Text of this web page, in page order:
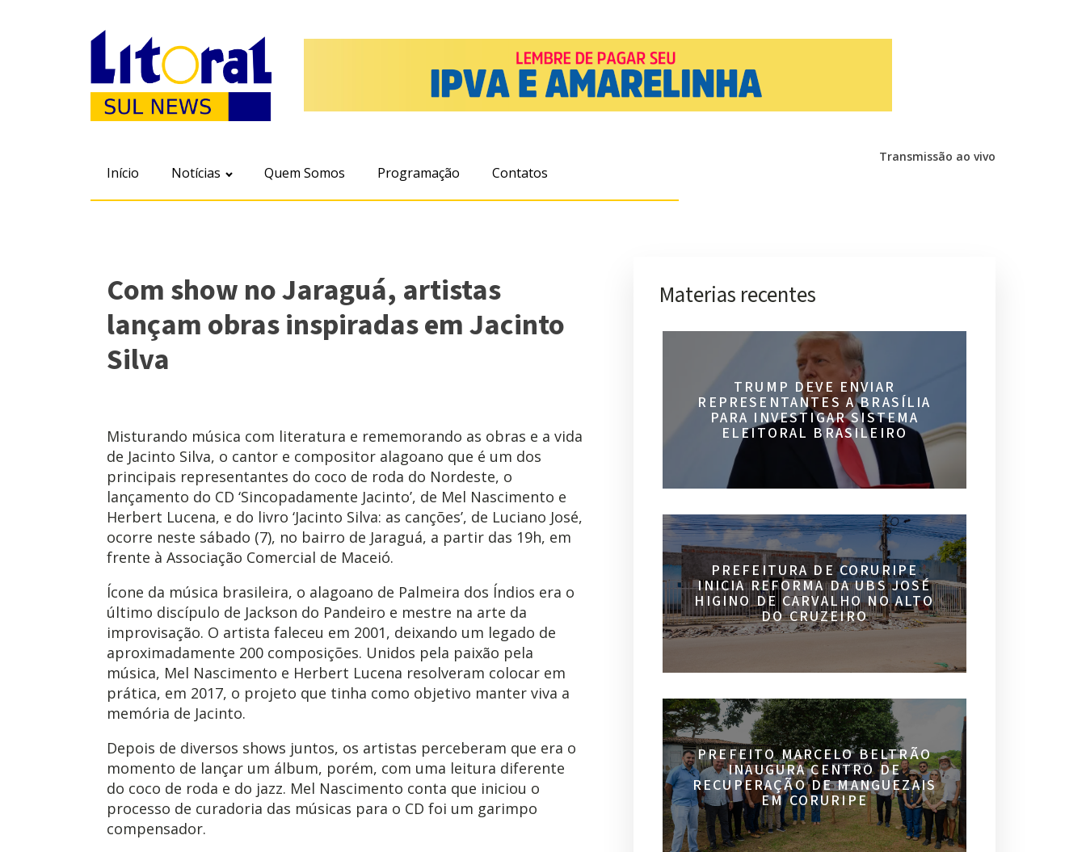
Início Notícias Quem Somos Programação Contatos
Transmissão ao vivo
Com show no Jaraguá, artistas
lançam obras inspiradas em Jacinto
Silva
Misturando música com literatura e rememorando as obras e a vida
de Jacinto Silva, o cantor e compositor alagoano que é um dos
principais representantes do coco de roda do Nordeste, o
lançamento do CD ‘Sincopadamente Jacinto’, de Mel Nascimento e
Herbert Lucena, e do livro ‘Jacinto Silva: as canções’, de Luciano José,
ocorre neste sábado (7), no bairro de Jaraguá, a partir das 19h, em
frente à Associação Comercial de Maceió.
Ícone da música brasileira, o alagoano de Palmeira dos Índios era o
último discípulo de Jackson do Pandeiro e mestre na arte da
improvisação. O artista faleceu em 2001, deixando um legado de
aproximadamente 200 composições. Unidos pela paixão pela
música, Mel Nascimento e Herbert Lucena resolveram colocar em
prática, em 2017, o projeto que tinha como objetivo manter viva a
memória de Jacinto.
Depois de diversos shows juntos, os artistas perceberam que era o
momento de lançar um álbum, porém, com uma leitura diferente
do coco de roda e do jazz. Mel Nascimento conta que iniciou o
processo de curadoria das músicas para o CD foi um garimpo
compensador.
Materias recentes
TRUMP DEVE ENVIAR
REPRESENTANTES A BRASÍLIA
PARA INVESTIGAR SISTEMA
ELEITORAL BRASILEIRO
PREFEITURA DE CORURIPE
INICIA REFORMA DA UBS JOSÉ
HIGINO DE CARVALHO NO ALTO
DO CRUZEIRO
PREFEITO MARCELO BELTRÃO
INAUGURA CENTRO DE
RECUPERAÇÃO DE MANGUEZAIS
EM CORURIPE